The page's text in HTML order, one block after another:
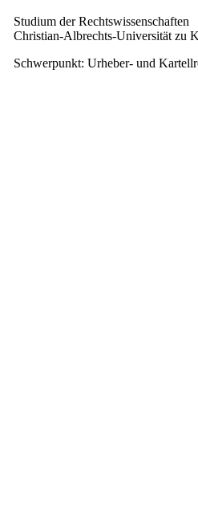
Studium der Rechtswissenschaften
Christian-Albrechts-Universität zu
Schwerpunkt: Urheber- und